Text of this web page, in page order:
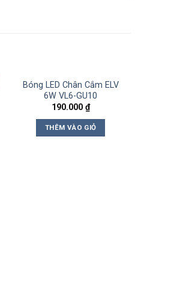
Bóng LED Chân Cắm ELV
6W VL6-GU10
190.000 ₫
THÊM VÀO GIỎ